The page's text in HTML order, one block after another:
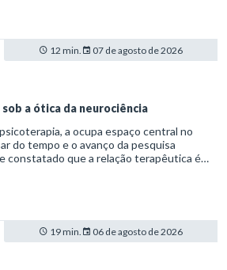
12 min. 07 de agosto de 2026
a ótica da neurociência
espaço central no
do tempo e o avanço da pesquisa
constatado que a relação terapêutica é
19 min. 06 de agosto de 2026